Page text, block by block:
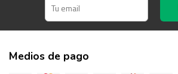
Medios de pago